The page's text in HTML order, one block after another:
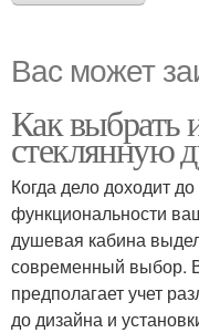
Вас может
Как выбрать
стеклянную
Когда дело доходит
функциональности
душевая кабина
современный выбор.
предполагает учет
до дизайна и